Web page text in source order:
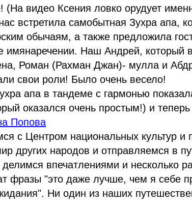
(На видео Ксения ловко орудует
встретила самобытная Зухра апа,
обычаям, а также предложила
имянаречении. Наш Андрей, который
Роман (Рахман Джан)- мулла и
свои роли! Было очень весело!
апа в тандеме с гармонью
оказался очень простым!) и
Попова
с Центром национальных культур и
других народов и отправляемся в
впечатлениями и несколько
фразы "это даже лучше, чем я себе
Ни один из наших